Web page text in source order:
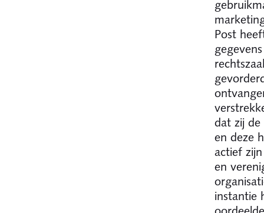
Post
dat zij de
en deze
actief
en
instantie